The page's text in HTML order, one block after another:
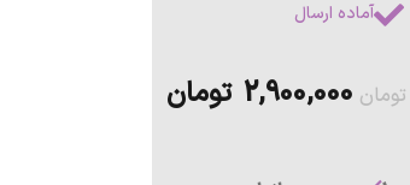
آماده ارسال
تومان 2,900,000 تومان